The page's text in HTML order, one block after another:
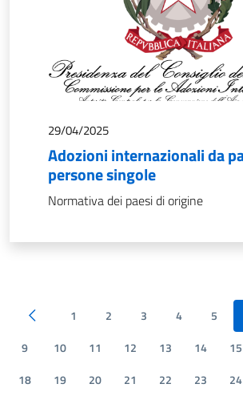
29/04/2025
Adozioni internazionali da
persone singole
Normativa dei paesi di origine
Pagina precedente
1 2 3 4 5
9
10 11 12 13 14 15
18
19 20 21 22 23 24